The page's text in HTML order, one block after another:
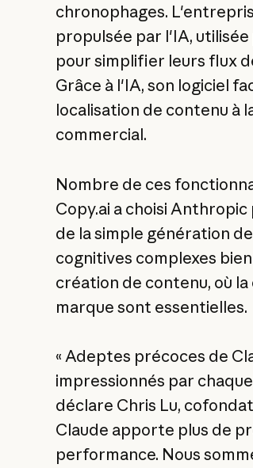
chronophages.
propulsée par l'IA,
pour simplifier leurs flux
Grâce à l'IA, son logiciel
localisation de contenu à
commercial.
Nombre de ces
Copy.ai a choisi
de la simple génération
cognitives complexes
création de contenu, où
marque sont essentielles.
« Adeptes précoces de
impressionnés par
déclare Chris Lu,
Claude apporte plus de
performance. Nous